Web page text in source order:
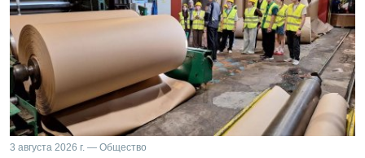
3 августа 2026 г. — Общество